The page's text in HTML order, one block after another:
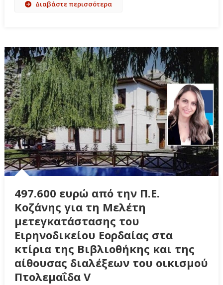
Διαβάστε περισσότερα
497.600 ευρώ από την Π.Ε.
Κοζάνης για τη Μελέτη
μετεγκατάστασης του
Ειρηνοδικείου Εορδαίας στα
κτίρια της Βιβλιοθήκης και της
αίθουσας διαλέξεων του οικισμού
Πτολεμαΐδα V